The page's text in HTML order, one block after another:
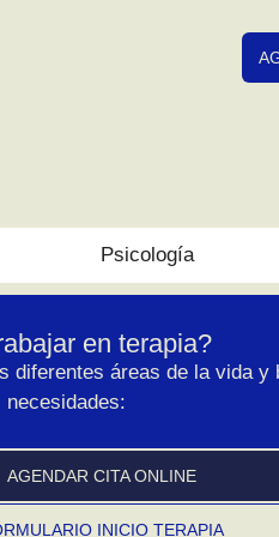
Psicología
en terapia?
diferentes áreas de la vida y
necesidades:
AGENDAR CITA ONLINE
INICIO TERAPIA